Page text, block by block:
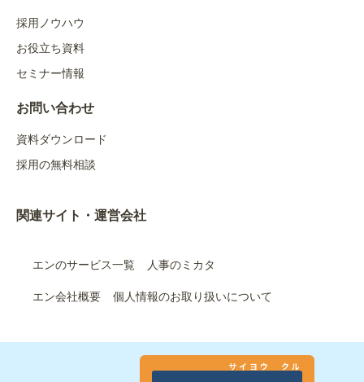
採用ノウハウ
お役立ち資料
セミナー情報
お問い合わせ
資料ダウンロード
採用の無料相談
関連サイト・運営会社
エンのサービス一覧 人事のミカタ
エン会社概要 個人情報のお取り扱いについて
サイヨウ クル